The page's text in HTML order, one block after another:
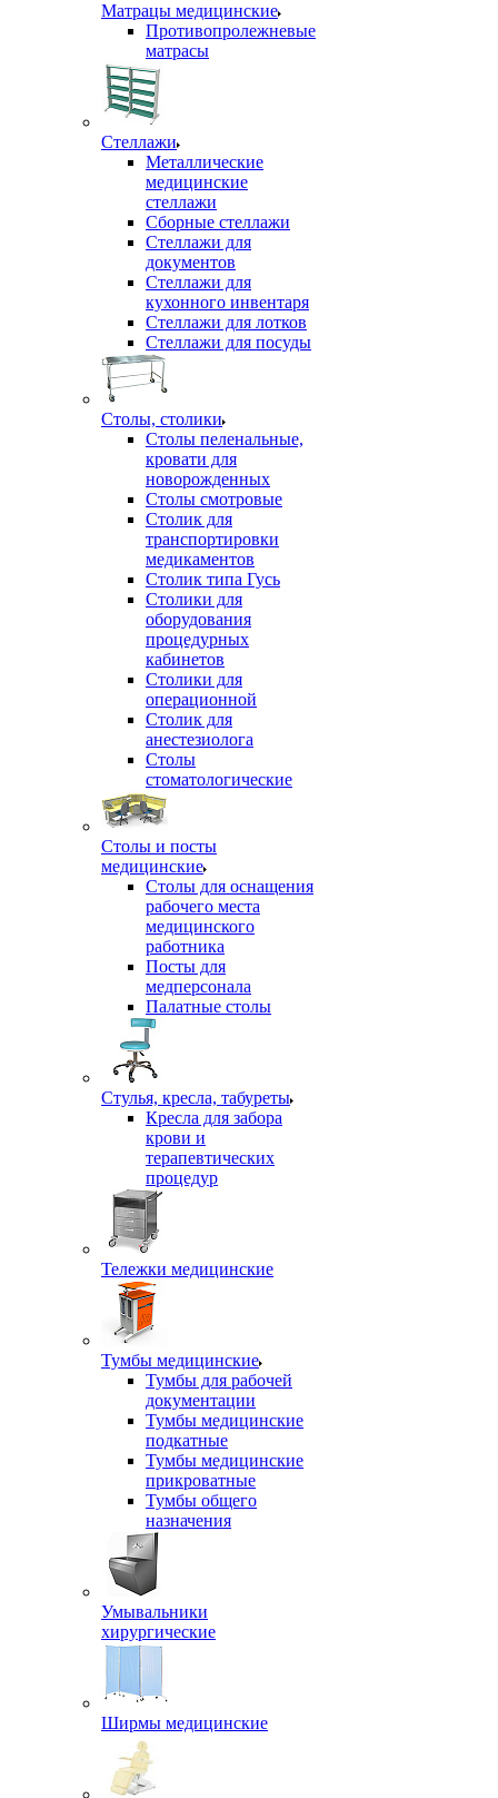
Матрацы медицинские
Противопролежневые
матрасы
Стеллажи
Металлические
медицинские
стеллажи
Сборные стеллажи
Стеллажи для
документов
Стеллажи для
кухонного инвентаря
Стеллажи для лотков
Стеллажи для посуды
Столы, столики
Столы пеленальные,
кровати для
новорожденных
Столы смотровые
Столик для
транспортировки
медикаментов
Столик типа Гусь
Столики для
оборудования
процедурных
кабинетов
Столики для
операционной
Столик для
анестезиолога
Столы
стоматологические
Столы и посты
медицинские
Столы для оснащения
рабочего места
медицинского
работника
Посты для
медперсонала
Палатные столы
Стулья, кресла, табуреты
Кресла для забора
крови и
терапевтических
процедур
Тележки медицинские
Тумбы медицинские
Тумбы для рабочей
документации
Тумбы медицинские
подкатные
Тумбы медицинские
прикроватные
Тумбы общего
назначения
Умывальники
хирургические
Ширмы медицинские